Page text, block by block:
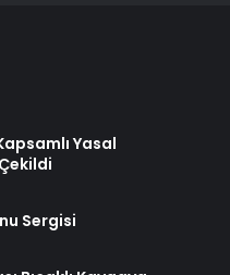
Yasal
Sergisi